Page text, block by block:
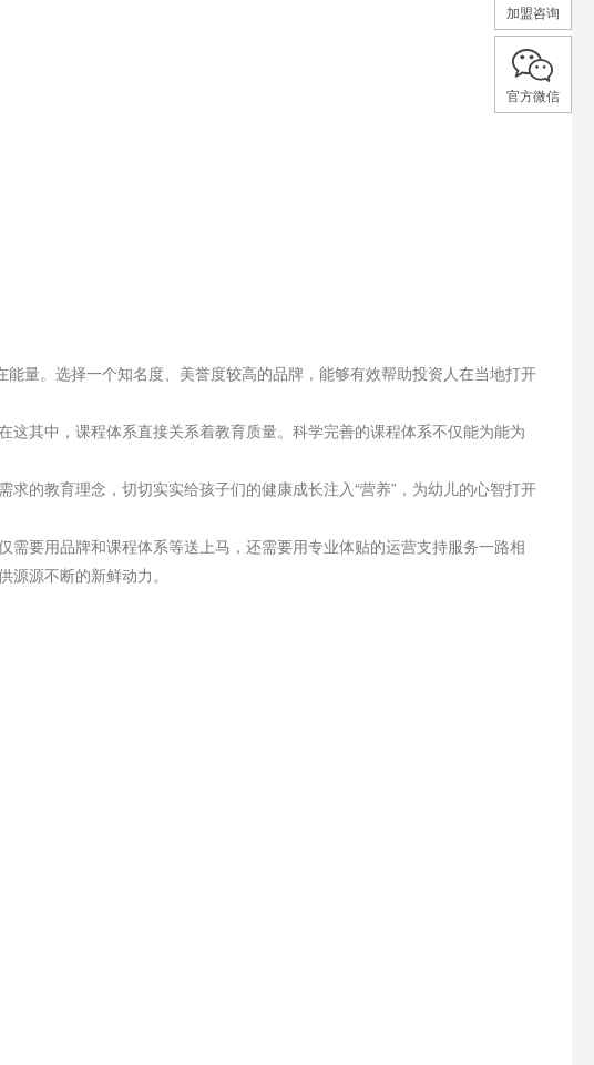
量。选择一个知名度、美誉度较高的品牌，能够有效帮助投资人在当地打开
其中，课程体系直接关系着教育质量。科学完善的课程体系不仅能为能为
的教育理念，切切实实给孩子们的健康成长注入“营养”，为幼儿的心智打开
要用品牌和课程体系等送上马，还需要用专业体贴的运营支持服务一路相
源不断的新鲜动力。
加盟咨询
官方微信